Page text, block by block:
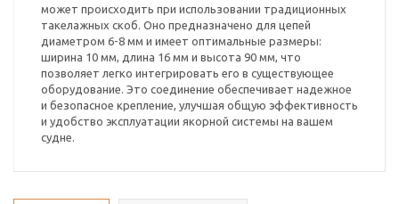
может происходить при использовании традиционных
такелажных скоб. Оно предназначено для цепей
диаметром 6-8 мм и имеет оптимальные размеры:
ширина 10 мм, длина 16 мм и высота 90 мм, что
позволяет легко интегрировать его в существующее
оборудование. Это соединение обеспечивает надежное
и безопасное крепление, улучшая общую эффективность
и удобство эксплуатации якорной системы на вашем
судне.